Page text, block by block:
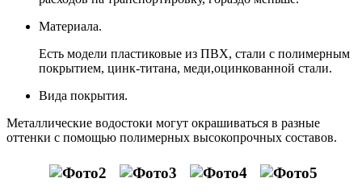
Материала.
Есть модели пластиковые из ПВХ, стали с полимерным
покрытием, цинк-титана, меди,оцинкованной стали.
Вида покрытия.
Металлические водостоки могут окрашиваться в разные
оттенки с помощью полимерных высокопрочных составов.